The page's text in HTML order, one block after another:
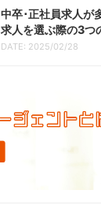
中卒･正社員求人が
求人を選ぶ際の3つ
DATE: 2025/02/28